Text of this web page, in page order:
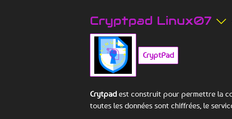
Cryptpad Linux07
CryptPad
Crytpad est construit pour permettre la
toutes les données sont chiffrées, le